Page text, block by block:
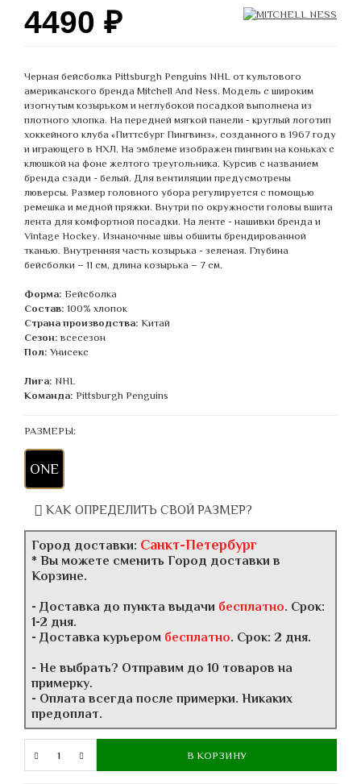
4490 ₽
Черная бейсболка Pittsburgh Penguins NHL от культового
американского бренда Mitchell And Ness. Модель с широким
изогнутым козырьком и неглубокой посадкой выполнена из
плотного хлопка. На передней мягкой панели - круглый логотип
хоккейного клуба «Питтсбург Пингвинз», созданного в 1967 году
и играющего в НХЛ. На эмблеме изображен пингвин на коньках с
клюшкой на фоне желтого треугольника. Курсив с названием
бренда сзади - белый. Для вентиляции предусмотрены
люверсы. Размер головного убора регулируется с помощью
ремешка и медной пряжки. Внутри по окружности головы вшита
лента для комфортной посадки. На ленте - нашивки бренда и
Vintage Hockey. Изнаночные швы обшиты брендированной
тканью. Внутренняя часть козырька - зеленая. Глубина
бейсболки – 11 см, длина козырька – 7 см.
Форма: Бейсболка
Состав: 100% хлопок
Страна производства: Китай
Сезон: всесезон
Пол: Унисекс
Лига: NHL
Команда: Pittsburgh Penguins
РАЗМЕРЫ:
ONE
КАК ОПРЕДЕЛИТЬ СВОЙ РАЗМЕР?
Город доставки: Санкт-Петербург
* Вы можете сменить Город доставки в
Корзине.
- Доставка до пункта выдачи бесплатно. Срок:
1-2 дня.
- Доставка курьером бесплатно. Срок: 2 дня.
- Не выбрать? Отправим до 10 товаров на
примерку.
- Оплата всегда после примерки. Никаких
предоплат.
В КОРЗИНУ